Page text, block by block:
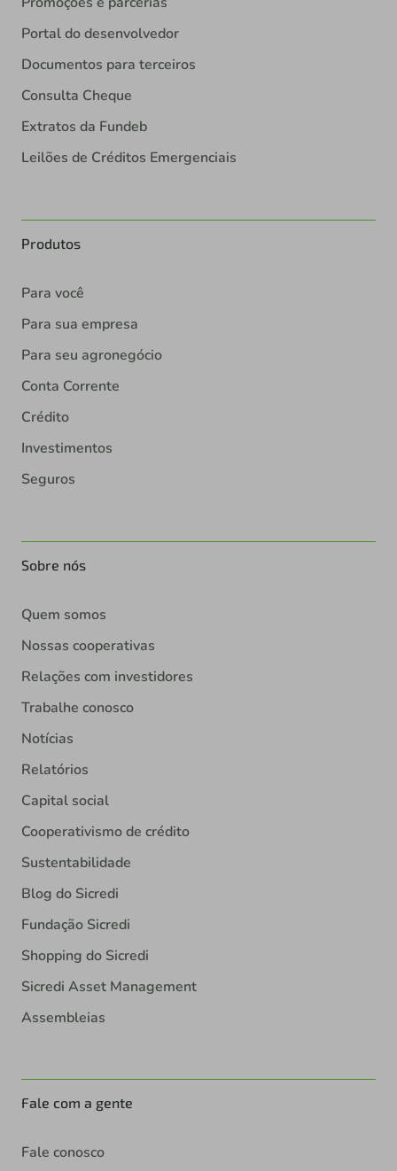
Portal do desenvolvedor
Documentos para terceiros
Consulta Cheque
Extratos da Fundeb
Leilões de Créditos Emergenciais
Produtos
Para você
Para sua empresa
Para seu agronegócio
Conta Corrente
Crédito
Investimentos
Seguros
Sobre nós
Quem somos
Nossas cooperativas
Relações com investidores
Trabalhe conosco
Notícias
Relatórios
Capital social
Cooperativismo de crédito
Sustentabilidade
Blog do Sicredi
Fundação Sicredi
Shopping do Sicredi
Sicredi Asset Management
Assembleias
Fale com a gente
Fale conosco